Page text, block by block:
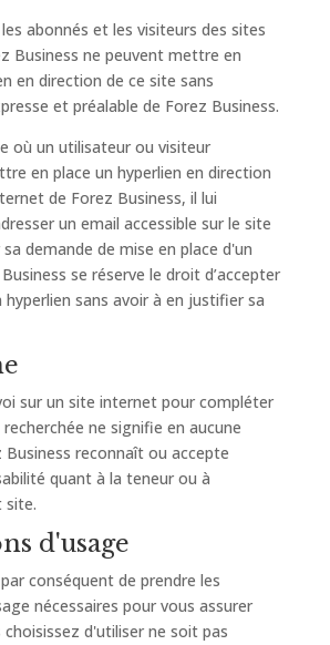
abonnés et les visiteurs des sites
Business ne peuvent mettre en
en direction de ce site sans
et préalable de Forez Business.
où un utilisateur ou visiteur
en place un hyperlien en direction
de Forez Business, il lui
un email accessible sur le site
demande de mise en place d'un
se réserve le droit d’accepter
sans avoir à en justifier sa
sur un site internet pour compléter
ne signifie en aucune
reconnaît ou accepte
quant à la teneur ou à
site.
d'usage
conséquent de prendre les
nécessaires pour vous assurer
choisissez d'utiliser ne soit pas